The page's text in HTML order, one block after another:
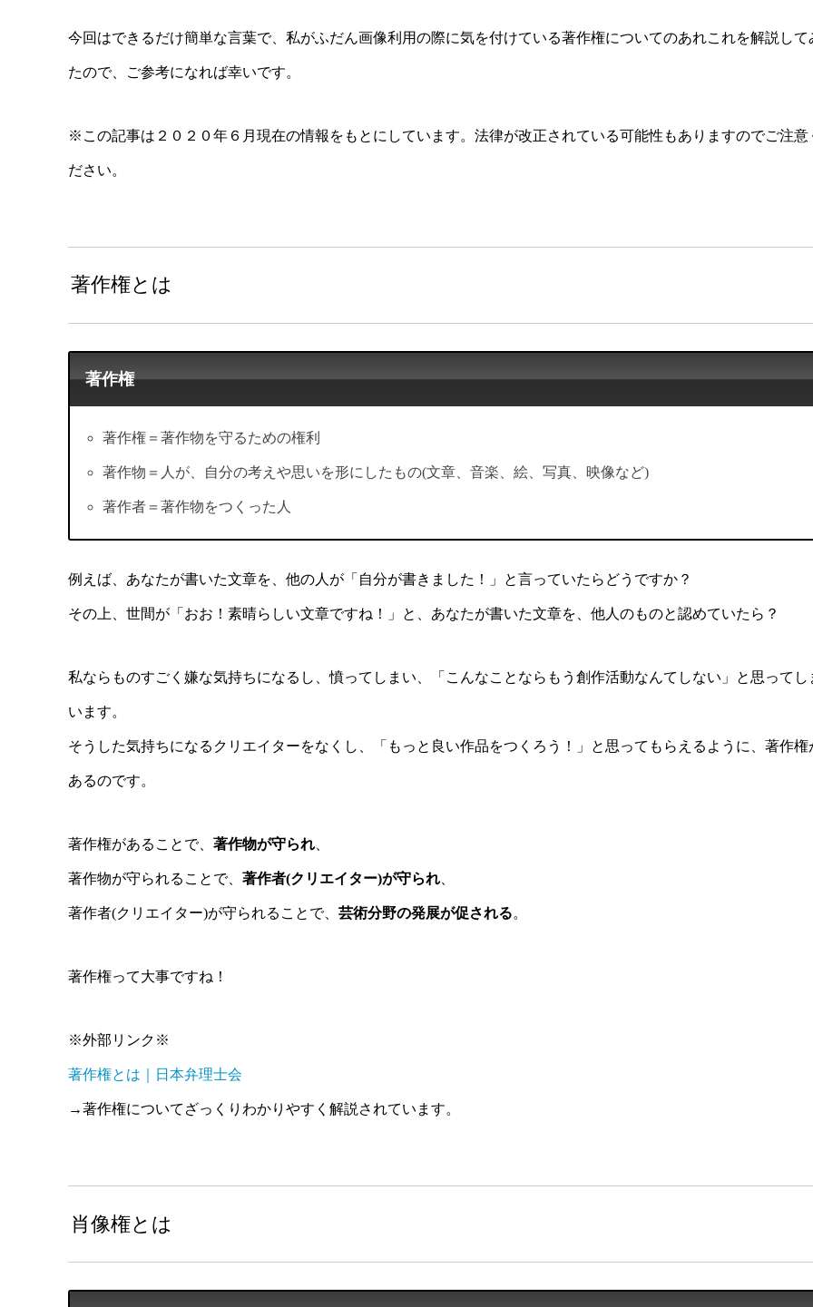
今回はできるだけ簡単な言葉で、私がふだん画像利用の際に気を付けている著作権についてのあれこれを解説して
たので、ご参考になれば幸いです。
※この記事は２０２０年６月現在の情報をもとにしています。法律が改正されている可能性もありますのでご注意
ださい。
著作権とは
著作権
著作権＝著作物を守るための権利
著作物＝人が、自分の考えや思いを形にしたもの(文章、音楽、絵、写真、映像など)
著作者＝著作物をつくった人
例えば、あなたが書いた文章を、他の人が「自分が書きました！」と言っていたらどうですか？
その上、世間が「おお！素晴らしい文章ですね！」と、あなたが書いた文章を、他人のものと認めていたら？
私ならものすごく嫌な気持ちになるし、憤ってしまい、「こんなことならもう創作活動なんてしない」と思ってし
います。
そうした気持ちになるクリエイターをなくし、「もっと良い作品をつくろう！」と思ってもらえるように、著作権
あるのです。
著作権があることで、 著作物が守られ、
著作物が守られることで、 著作者(クリエイター)が守られ、
著作者(クリエイター)が守られることで、 芸術分野の発展が促される。
著作権って大事ですね！
※外部リンク※
著作権とは｜日本弁理士会
→著作権についてざっくりわかりやすく解説されています。
肖像権とは